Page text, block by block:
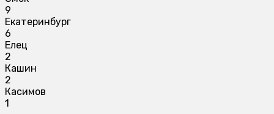
9
Екатеринбург
6
Елец
2
Кашин
2
Касимов
1